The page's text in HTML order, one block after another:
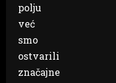
polju
već
smo
ostvarili
značajne